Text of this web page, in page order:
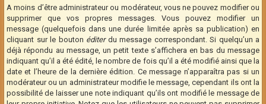
A moins d’être administrateur ou modérateur, vous ne pouvez modifier ou
supprimer que vos propres messages. Vous pouvez modifier un
message (quelquefois dans une durée limitée après sa publication) en
cliquant sur le bouton éditerdu message correspondant. Si quelqu’un a
déjà répondu au message, un petit texte s’affichera en bas du message
indiquant qu’il a été édité, le nombre de fois qu’il a été modifié ainsi que la
date et l’heure de la dernière édition. Ce message n’apparaîtra pas si un
modérateur ou un administrateur modifie le message, cependant ils ont la
possibilité de laisser une note indiquant qu’ils ont modifié le message de